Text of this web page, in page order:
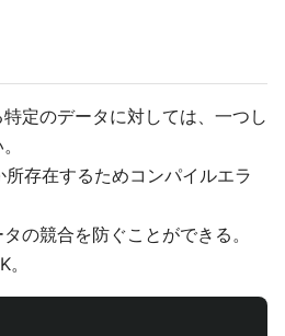
定のデータに対しては、一つし
存在するためコンパイルエラ
の競合を防ぐことができる。